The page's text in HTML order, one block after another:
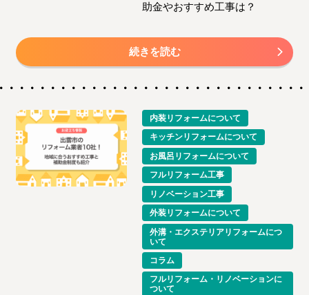
助金やおすすめ工事は？
続きを読む
内装リフォームについて
キッチンリフォームについて
お風呂リフォームについて
フルリフォーム工事
リノベーション工事
外装リフォームについて
外溝・エクステリアリフォームにつ
いて
コラム
フルリフォーム・リノベーションに
ついて